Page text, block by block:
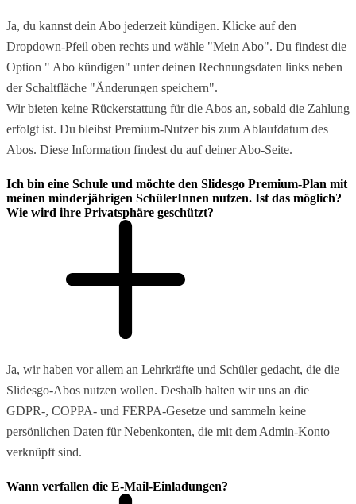
Ja, du kannst dein Abo jederzeit kündigen. Klicke auf den
Dropdown-Pfeil oben rechts und wähle "Mein Abo". Du findest die
Option " Abo kündigen" unter deinen Rechnungsdaten links neben
der Schaltfläche "Änderungen speichern".
Wir bieten keine Rückerstattung für die Abos an, sobald die Zahlung
erfolgt ist. Du bleibst Premium-Nutzer bis zum Ablaufdatum des
Abos. Diese Information findest du auf deiner Abo-Seite.
Ich bin eine Schule und möchte den Slidesgo Premium-Plan mit
meinen minderjährigen SchülerInnen nutzen. Ist das möglich?
Wie wird ihre Privatsphäre geschützt?
Ja, wir haben vor allem an Lehrkräfte und Schüler gedacht, die die
Slidesgo-Abos nutzen wollen. Deshalb halten wir uns an die
GDPR-, COPPA- und FERPA-Gesetze und sammeln keine
persönlichen Daten für Nebenkonten, die mit dem Admin-Konto
verknüpft sind.
Wann verfallen die E-Mail-Einladungen?